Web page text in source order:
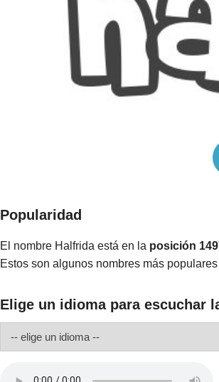
Popularidad
El nombre Halfrida está en la posición
Estos son algunos nombres más
Elige un idioma para escuchar